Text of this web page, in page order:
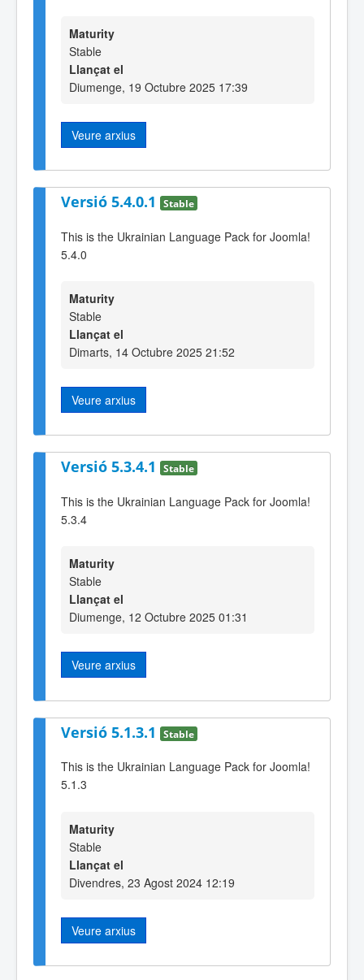
Maturity
Stable
Llançat el
Diumenge, 19 Octubre 2025 17:39
Veure arxius
Versió 5.4.0.1 Stable
This is the Ukrainian Language Pack for Joomla!
5.4.0
Maturity
Stable
Llançat el
Dimarts, 14 Octubre 2025 21:52
Veure arxius
Versió 5.3.4.1 Stable
This is the Ukrainian Language Pack for Joomla!
5.3.4
Maturity
Stable
Llançat el
Diumenge, 12 Octubre 2025 01:31
Veure arxius
Versió 5.1.3.1 Stable
This is the Ukrainian Language Pack for Joomla!
5.1.3
Maturity
Stable
Llançat el
Divendres, 23 Agost 2024 12:19
Veure arxius